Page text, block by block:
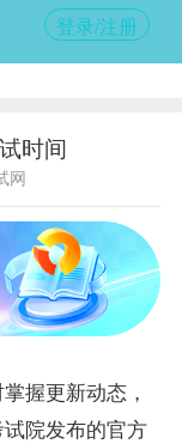
登录/注册
时间
网
握更新动态，
院发布的官方